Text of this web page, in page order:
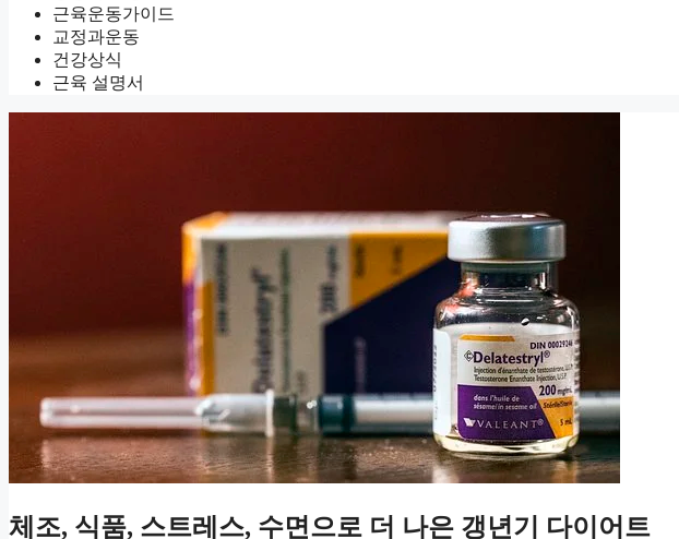
근육운동가이드
교정과운동
건강상식
근육 설명서
체조, 식품, 스트레스, 수면으로 더 나은 갱년기 다이어트